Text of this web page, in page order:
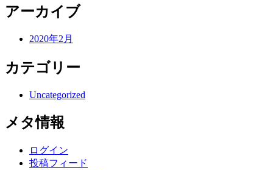
アーカイブ
2020年2月
カテゴリー
Uncategorized
メタ情報
ログイン
投稿フィード